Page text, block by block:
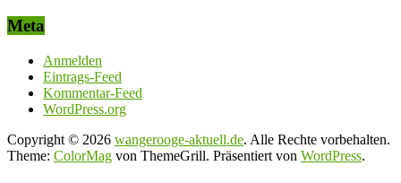
Meta
Anmelden
Eintrags-Feed
Kommentar-Feed
WordPress.org
Copyright © 2026 wangerooge-aktuell.de. Alle Rechte vorbehalten.
Theme: ColorMag von ThemeGrill. Präsentiert von WordPress.